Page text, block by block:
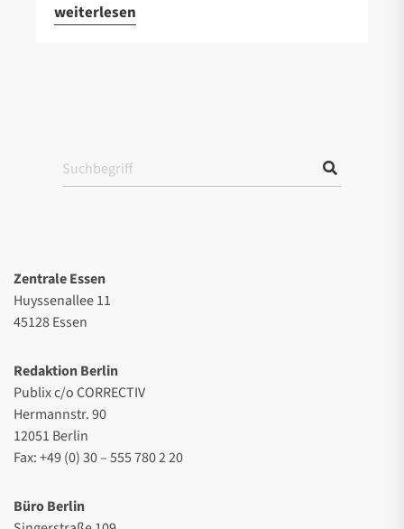
weiterlesen
Zentrale Essen
Huyssenallee 11
45128 Essen
Redaktion Berlin
Publix c/o CORRECTIV
Hermannstr. 90
12051 Berlin
Fax: +49 (0) 30 – 555 780 2 20
Büro Berlin